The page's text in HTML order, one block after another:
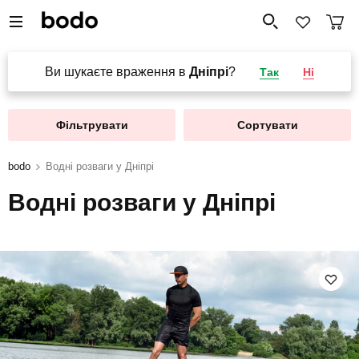
Ви шукаєте враження в Дніпрі? Так Ні
Фільтрувати Сортувати
bodo Водні розваги у Дніпрі
Водні розваги у Дніпрі